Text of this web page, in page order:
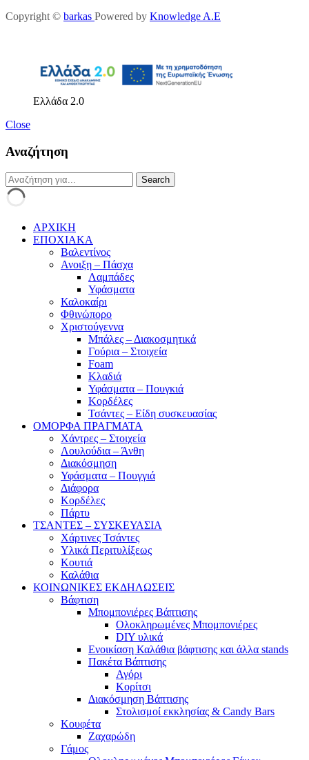
Copyright © barkas Powered by Knowledge A.E
Ελλάδα 2.0
Close
Αναζήτηση
ΑΡΧΙΚΗ
ΕΠΟΧΙΑΚΑ
Βαλεντίνος
Ανοιξη – Πάσχα
Λαμπάδες
Υφάσματα
Καλοκαίρι
Φθινώπορο
Χριστούγεννα
Μπάλες – Διακοσμητικά
Γούρια – Στοιχεία
Foam
Κλαδιά
Υφάσματα – Πουγκιά
Κορδέλες
Τσάντες – Είδη συσκευασίας
ΟΜΟΡΦΑ ΠΡΑΓΜΑΤΑ
Χάντρες – Στοιχεία
Λουλούδια – Άνθη
Διακόσμηση
Υφάσματα – Πουγγιά
Διάφορα
Κορδέλες
Πάρτυ
ΤΣΑΝΤΕΣ – ΣΥΣΚΕΥΑΣΙΑ
Χάρτινες Τσάντες
Υλικά Περιτυλίξεως
Κουτιά
Καλάθια
ΚΟΙΝΩΝΙΚΕΣ ΕΚΔΗΛΩΣΕΙΣ
Βάφτιση
Μπομπονιέρες Βάπτισης
Ολοκληρωμένες Μπομπονιέρες
DIY υλικά
Ενοικίαση Καλάθια βάφτισης και άλλα stands
Πακέτα Βάπτισης
Αγόρι
Κορίτσι
Διακόσμηση Βάπτισης
Στολισμοί εκκλησίας & Candy Bars
Κουφέτα
Ζαχαρώδη
Γάμος